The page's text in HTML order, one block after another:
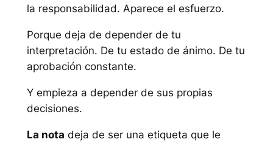
la responsabilidad. Aparece el esfuerzo.
Porque deja de depender de tu
interpretación. De tu estado de ánimo. De tu
aprobación constante.
Y empieza a depender de sus propias
decisiones.
La nota deja de ser una etiqueta que le